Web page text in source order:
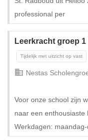
professional per
Leerkracht groep
Nestas
Voor onze school zijn
naar een
Werkdagen: